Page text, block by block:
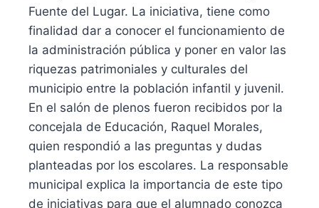
Fuente del Lugar. La iniciativa, tiene como
finalidad dar a conocer el funcionamiento de
la administración pública y poner en valor las
riquezas patrimoniales y culturales del
municipio entre la población infantil y juvenil.
En el salón de plenos fueron recibidos por la
concejala de Educación, Raquel Morales,
quien respondió a las preguntas y dudas
planteadas por los escolares. La responsable
municipal explica la importancia de este tipo
de iniciativas para que el alumnado conozca